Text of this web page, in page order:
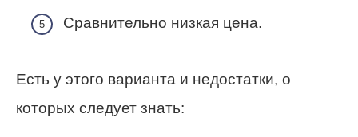
Сравнительно низкая цена.
Есть у этого варианта и недостатки, о
которых следует знать: